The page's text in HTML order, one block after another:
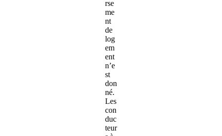
rse
me
nt
de
log
em
ent
n’e
st
don
né.
Les
con
duc
teur